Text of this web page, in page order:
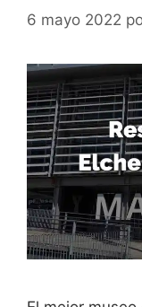
6 mayo 2022